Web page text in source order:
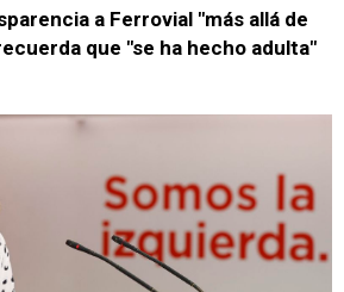
a Ferrovial "más allá de
que "se ha hecho adulta"